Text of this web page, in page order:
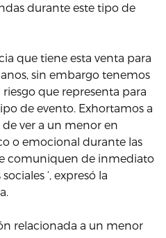
durante este tipo de
que tiene esta venta para
sin embargo tenemos
que representa para
de evento. Exhortamos a
ver a un menor en
o emocional durante las
comuniquen de inmediato
‘, expresó la
relacionada a un menor